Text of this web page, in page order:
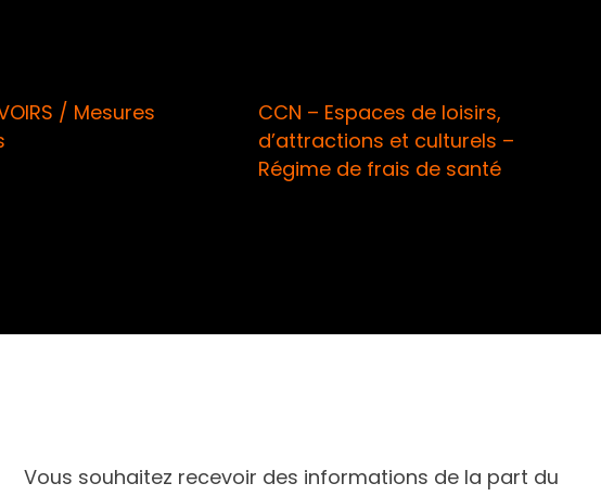
/ Mesures
CCN – Espaces de loisirs,
d’attractions et culturels –
Régime de frais de santé
Vous souhaitez recevoir des informations de la part du